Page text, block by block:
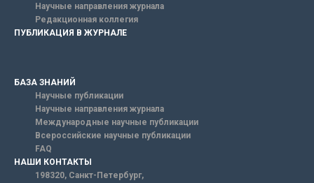
Научные направления журнала
Редакционная коллегия
ПУБЛИКАЦИЯ В ЖУРНАЛЕ
БАЗА ЗНАНИЙ
Научные публикации
Научные направления журнала
Международные научные публикации
Всероссийские научные публикации
FAQ
НАШИ КОНТАКТЫ
198320, Санкт-Петербург,